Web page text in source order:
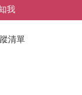
我
清單